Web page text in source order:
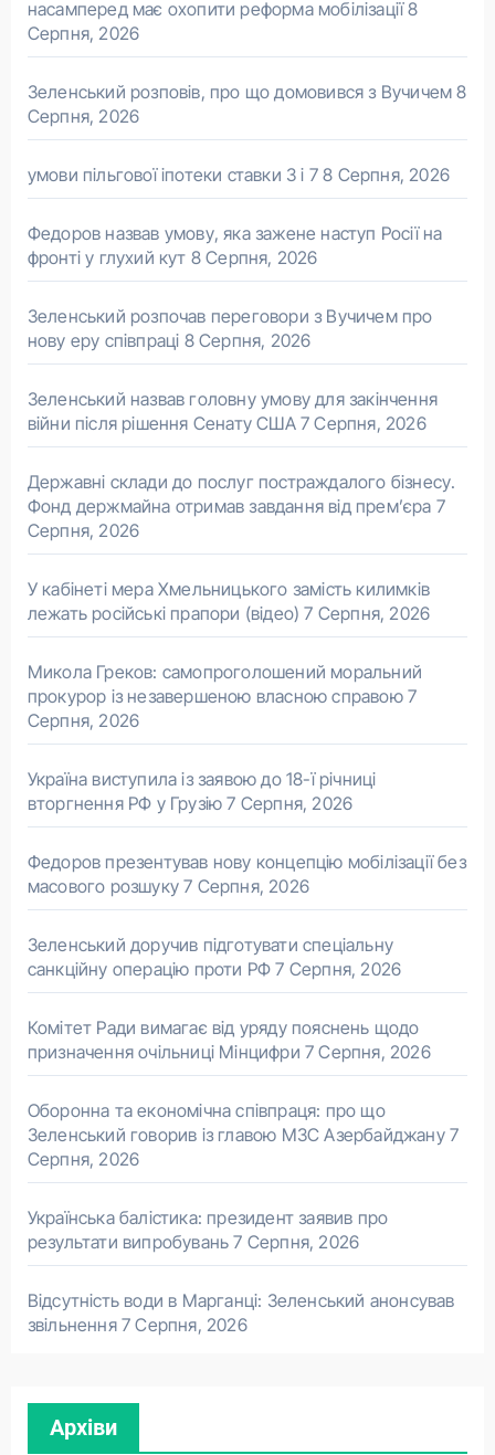
насамперед має охопити реформа мобілізації 8
Серпня, 2026
Зеленський розповів, про що домовився з Вучичем 8
Серпня, 2026
умови пільгової іпотеки ставки 3 і 7 8 Серпня, 2026
Федоров назвав умову, яка зажене наступ Росії на
фронті у глухий кут 8 Серпня, 2026
Зеленський розпочав переговори з Вучичем про
нову еру співпраці 8 Серпня, 2026
Зеленський назвав головну умову для закінчення
війни після рішення Сенату США 7 Серпня, 2026
Державні склади до послуг постраждалого бізнесу.
Фонд держмайна отримав завдання від прем’єра 7
Серпня, 2026
У кабінеті мера Хмельницького замість килимків
лежать російські прапори (відео) 7 Серпня, 2026
Микола Греков: самопроголошений моральний
прокурор із незавершеною власною справою 7
Серпня, 2026
Україна виступила із заявою до 18-ї річниці
вторгнення РФ у Грузію 7 Серпня, 2026
Федоров презентував нову концепцію мобілізації без
масового розшуку 7 Серпня, 2026
Зеленський доручив підготувати спеціальну
санкційну операцію проти РФ 7 Серпня, 2026
Комітет Ради вимагає від уряду пояснень щодо
призначення очільниці Мінцифри 7 Серпня, 2026
Оборонна та економічна співпраця: про що
Зеленський говорив із главою МЗС Азербайджану 7
Серпня, 2026
Українська балістика: президент заявив про
результати випробувань 7 Серпня, 2026
Відсутність води в Марганці: Зеленський анонсував
звільнення 7 Серпня, 2026
Архіви